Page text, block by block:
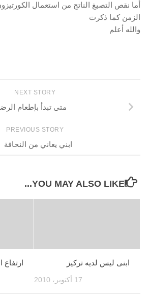
أما نقص التصبغ الناتج من استعمال
الزمن كما ذكرت
والله أعلم
NEXT STORY
متى تبدأ بإطعام
PREVIOUS STORY
ابني يعاني من النحافة
YOU MAY ALSO LIKE...
ارتفاع ابنى ليس لديه تركيز
17 أكتوبر، 2010